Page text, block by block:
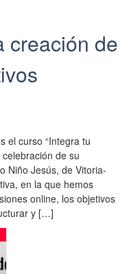
creación de
el curso “Integra tu
de su
Niño Jesús, de Vitoria-
en la que hemos
online, los objetivos
y […]